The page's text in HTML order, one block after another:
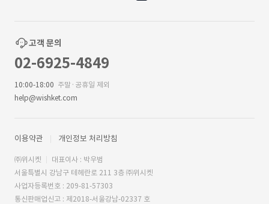
고객 문의
02-6925-4849
10:00-18:00 주말·공휴일 제외
help@wishket.com
이용약관 개인정보 처리방침
㈜위시켓
대표이사 : 박우범
서울특별시 강남구 테헤란로 211 3층 ㈜위시켓
사업자등록번호 : 209-81-57303
통신판매업신고 : 제2018-서울강남-02337 호